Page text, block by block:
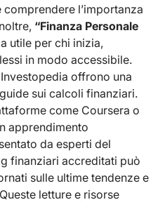
l’importanza
“Finanza Personale
utile per chi inizia,
in modo accessibile.
offrono una
sui calcoli finanziari.
come Coursera o
apprendimento
da esperti del
finanziari accreditati può
sulle ultime tendenze e
letture e risorse